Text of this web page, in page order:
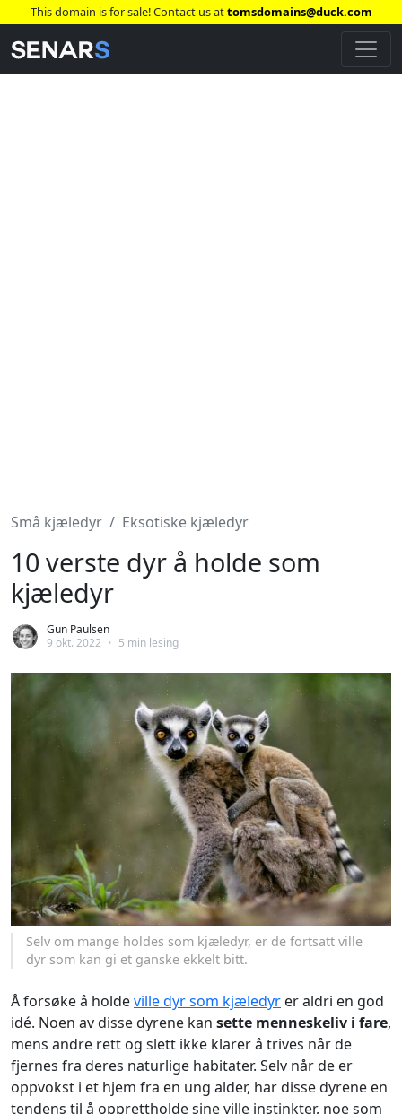
This domain is for sale! Contact us attomsdomains@duck.com
Små kjæledyr Eksotiske kjæledyr
10 verste dyr å holde som
kjæledyr
Gun Paulsen
9 okt. 2022 • 5 min lesing
Selv om mange holdes som kjæledyr, er de fortsatt ville
dyr som kan gi et ganske ekkelt bitt.
Å forsøke å holdeville dyr som kjæledyr er aldri en god
idé. Noen av disse dyrene kan sette menneskeliv i fare,
mens andre rett og slett ikke klarer å trives når de
fjernes fra deres naturlige habitater. Selv når de er
oppvokst i et hjem fra en ung alder, har disse dyrene en
tendens til å opprettholde sine ville instinkter, noe som